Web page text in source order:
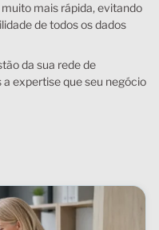
mais rápida, evitando
de todos os dados
da sua rede de
expertise que seu negócio